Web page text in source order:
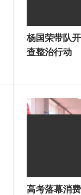
杨国荣带队
查整治行动
高考落幕消费升温 “